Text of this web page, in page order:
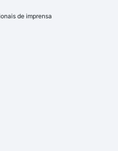
de imprensa